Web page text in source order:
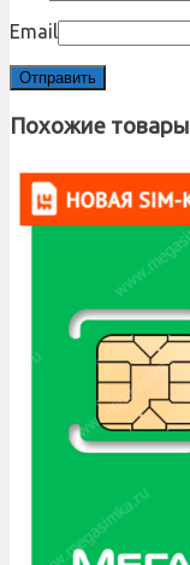
Email
Похожие товары